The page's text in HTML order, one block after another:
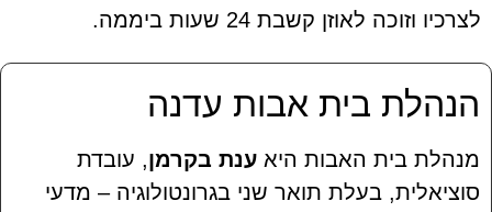
לצרכיו וזוכה לאוזן קשבת 24 שעות ביממה.
הנהלת בית אבות עדנה
מנהלת בית האבות היא ענת בקרמן, עובדת
סוציאלית, בעלת תואר שני בגרונטולוגיה – מדעי